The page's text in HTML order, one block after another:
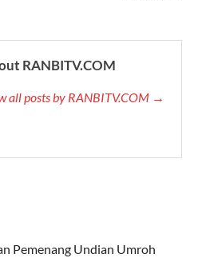
RANBITV.COM
all posts by RANBITV.COM →
Pemenang Undian Umroh